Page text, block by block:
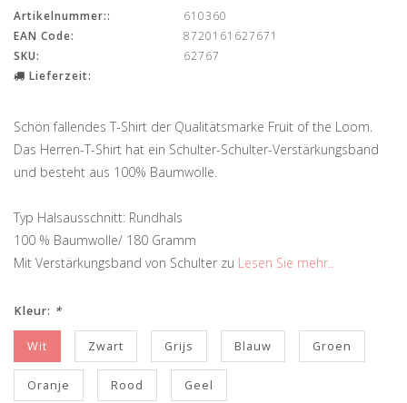
Artikelnummer::
610360
EAN Code:
8720161627671
SKU:
62767
Lieferzeit:
Schön fallendes T-Shirt der Qualitätsmarke Fruit of the Loom.
Das Herren-T-Shirt hat ein Schulter-Schulter-Verstärkungsband
und besteht aus 100% Baumwolle.
Typ Halsausschnitt: Rundhals
100 % Baumwolle/ 180 Gramm
Mit Verstärkungsband von Schulter zu Lesen Sie mehr..
Kleur: *
Wit Zwart Grijs Blauw Groen
Oranje Rood Geel